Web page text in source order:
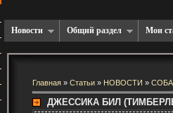
Новости Общий раздел Мои
Главная» Статьи» НОВОСТИ »
ДЖЕССИКА БИЛ